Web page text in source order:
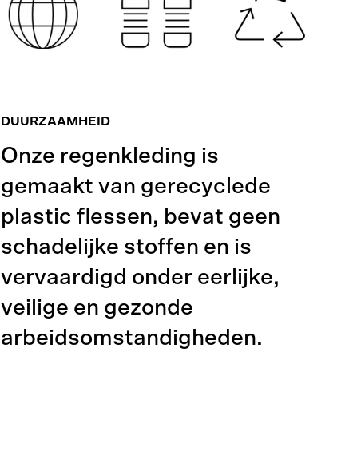
DUURZAAMHEID
Onze regenkleding is
gemaakt van gerecyclede
plastic flessen, bevat geen
schadelijke stoffen en is
vervaardigd onder eerlijke,
veilige en gezonde
arbeidsomstandigheden.